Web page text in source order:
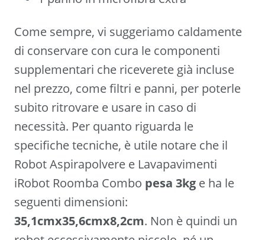
Come sempre, vi suggeriamo caldamente
di conservare con cura le componenti
supplementari che riceverete già incluse
nel prezzo, come filtri e panni, per poterle
subito ritrovare e usare in caso di
necessità. Per quanto riguarda le
specifiche tecniche, è utile notare che il
Robot Aspirapolvere e Lavapavimenti
iRobot Roomba Combo pesa 3kg e ha le
seguenti dimensioni:
35,1cmx35,6cmx8,2cm. Non è quindi un